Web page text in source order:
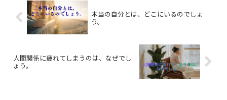
本当の自分とは、どこにいるのでしょ
う。
人間関係に疲れてしまうのは、なぜでし
ょう。